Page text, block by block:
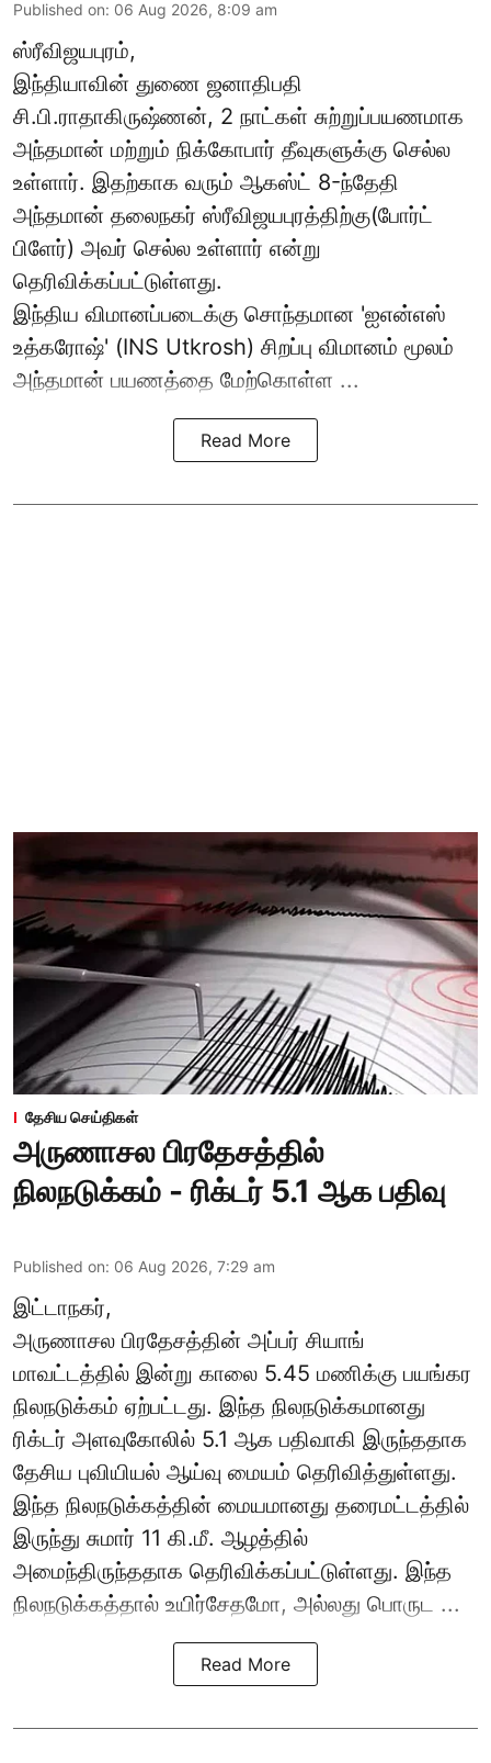
Published on: 06 Aug 2026, 8:09 am
ஸ்ரீவிஜயபுரம்,
இந்தியாவின் துணை ஜனாதிபதி
சி.பி.ராதாகிருஷ்ணன், 2 நாட்கள் சுற்றுப்பயணமாக
அந்தமான் மற்றும் நிக்கோபார் தீவுகளுக்கு செல்ல
உள்ளார். இதற்காக வரும் ஆகஸ்ட் 8-ந்தேதி
அந்தமான் தலைநகர் ஸ்ரீவிஜயபுரத்திற்கு(போர்ட்
பிளேர்) அவர் செல்ல உள்ளார் என்று
தெரிவிக்கப்பட்டுள்ளது.
இந்திய விமானப்படைக்கு சொந்தமான 'ஐஎன்எஸ்
உத்கரோஷ்' (INS Utkrosh) சிறப்பு விமானம் மூலம்
அந்தமான் பயணத்தை மேற்கொள்ள ...
Read More
தேசிய செய்திகள்
அருணாசல பிரதேசத்தில்
நிலநடுக்கம் - ரிக்டர் 5.1 ஆக பதிவு
Published on: 06 Aug 2026, 7:29 am
இட்டாநகர்,
அருணாசல பிரதேசத்தின் அப்பர் சியாங்
மாவட்டத்தில் இன்று காலை 5.45 மணிக்கு பயங்கர
நிலநடுக்கம் ஏற்பட்டது. இந்த நிலநடுக்கமானது
ரிக்டர் அளவுகோலில் 5.1 ஆக பதிவாகி இருந்ததாக
தேசிய புவியியல் ஆய்வு மையம் தெரிவித்துள்ளது.
இந்த நிலநடுக்கத்தின் மையமானது தரைமட்டத்தில்
இருந்து சுமார் 11 கி.மீ. ஆழத்தில்
அமைந்திருந்ததாக தெரிவிக்கப்பட்டுள்ளது. இந்த
நிலநடுக்கத்தால் உயிர்சேதமோ, அல்லது பொருட ...
Read More